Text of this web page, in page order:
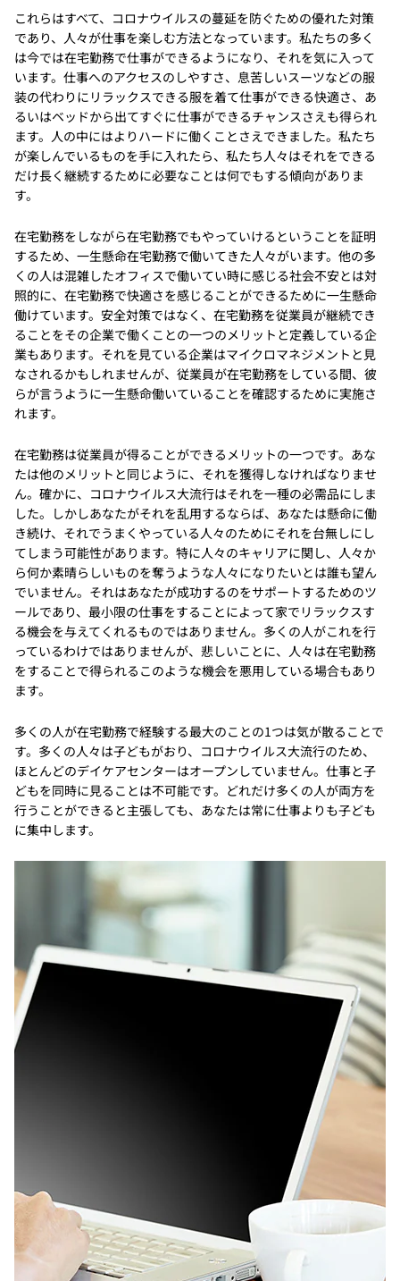
これらはすべて、コロナウイルスの蔓延を防ぐための優れた対策
であり、人々が仕事を楽しむ方法となっています。私たちの多く
は今では在宅勤務で仕事ができるようになり、それを気に入って
います。仕事へのアクセスのしやすさ、息苦しいスーツなどの服
装の代わりにリラックスできる服を着て仕事ができる快適さ、あ
るいはベッドから出てすぐに仕事ができるチャンスさえも得られ
ます。人の中にはよりハードに働くことさえできました。私たち
が楽しんでいるものを手に入れたら、私たち人々はそれをできる
だけ長く継続するために必要なことは何でもする傾向がありま
す。
在宅勤務をしながら在宅勤務でもやっていけるということを証明
するため、一生懸命在宅勤務で働いてきた人々がいます。他の多
くの人は混雑したオフィスで働いてい時に感じる社会不安とは対
照的に、在宅勤務で快適さを感じることができるために一生懸命
働けています。安全対策ではなく、在宅勤務を従業員が継続でき
ることをその企業で働くことの一つのメリットと定義している企
業もあります。それを見ている企業はマイクロマネジメントと見
なされるかもしれませんが、従業員が在宅勤務をしている間、彼
らが言うように一生懸命働いていることを確認するために実施さ
れます。
在宅勤務は従業員が得ることができるメリットの一つです。あな
たは他のメリットと同じように、それを獲得しなければなりませ
ん。確かに、コロナウイルス大流行はそれを一種の必需品にしま
した。しかしあなたがそれを乱用するならば、あなたは懸命に働
き続け、それでうまくやっている人々のためにそれを台無しにし
てしまう可能性があります。特に人々のキャリアに関し、人々か
ら何か素晴らしいものを奪うような人々になりたいとは誰も望ん
でいません。それはあなたが成功するのをサポートするためのツ
ールであり、最小限の仕事をすることによって家でリラックスす
る機会を与えてくれるものではありません。多くの人がこれを行
っているわけではありませんが、悲しいことに、人々は在宅勤務
をすることで得られるこのような機会を悪用している場合もあり
ます。
多くの人が在宅勤務で経験する最大のことの1つは気が散ることで
す。多くの人々は子どもがおり、コロナウイルス大流行のため、
ほとんどのデイケアセンターはオープンしていません。仕事と子
どもを同時に見ることは不可能です。どれだけ多くの人が両方を
行うことができると主張しても、あなたは常に仕事よりも子ども
に集中します。